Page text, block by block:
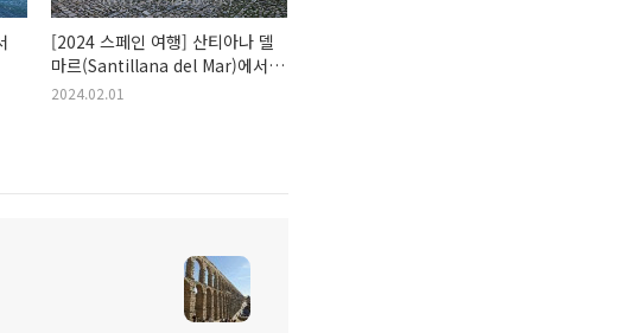
[2024 스페인 여행] 산티아나 델
마르(Santillana del Mar)에서
2박 3일
2024.02.01